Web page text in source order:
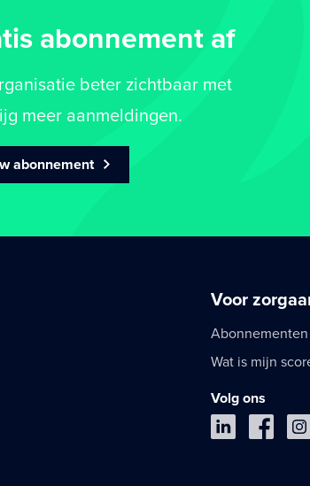
abonnement af
beter zichtbaar met
meer aanmeldingen.
abonnement
Voor
Abonnementen
Wat is mijn
Volg ons